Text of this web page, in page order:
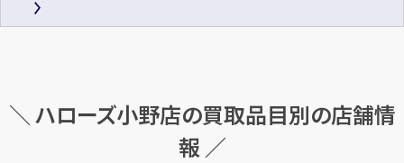
＼ ハローズ小野店の買取品目別の店舗情
報 ／